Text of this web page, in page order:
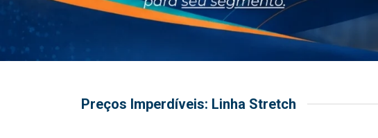
Preços Imperdíveis: Linha Stretch